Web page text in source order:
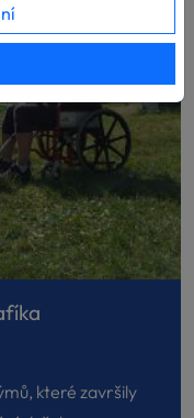
které završily